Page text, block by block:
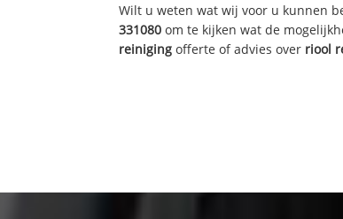
Wilt u weten wat wij voor u kunnen
331080 om te kijken wat de
reiniging offerte of advies over riool